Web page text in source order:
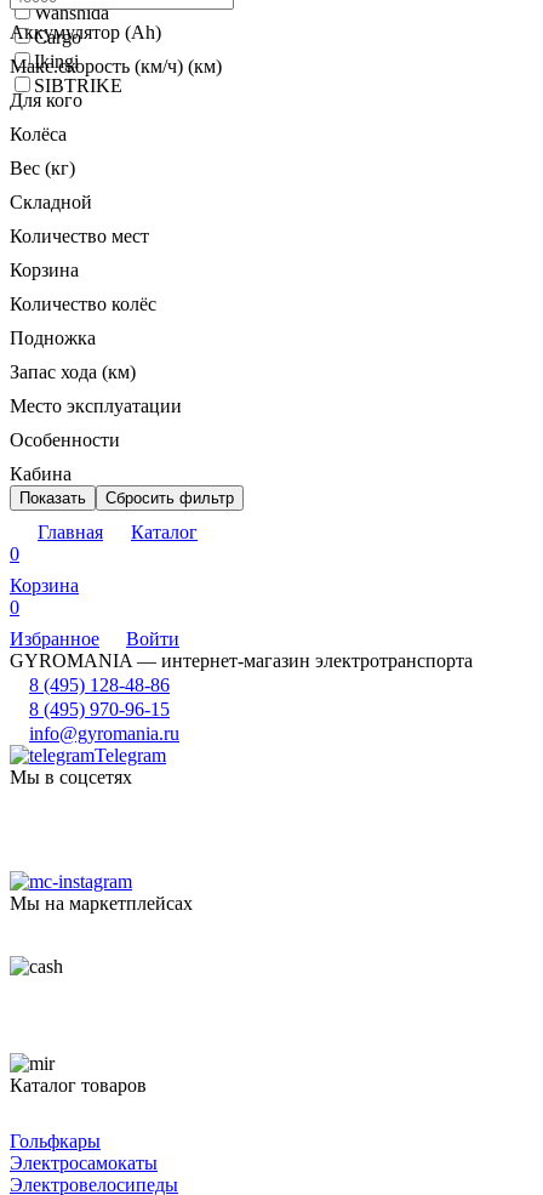
Wanshida
Cargo
Ikingi
SIBTRIKE
Аккумулятор (Ah)
Макс.скорость (км/ч) (км)
Для кого
Колёса
Вес (кг)
Складной
Количество мест
Корзина
Количество колёс
Подножка
Запас хода (км)
Место эксплуатации
Особенности
Кабина
Показать Сбросить фильтр
Главная
Каталог
0
Корзина
0
Избранное
Войти
GYROMANIA — интернет-магазин электротранспорта
8 (495) 128-48-86
8 (495) 970-96-15
info@gyromania.ru
Telegram
Мы в соцсетях
Мы на маркетплейсах
Каталог товаров
Гольфкары
Электросамокаты
Электровелосипеды